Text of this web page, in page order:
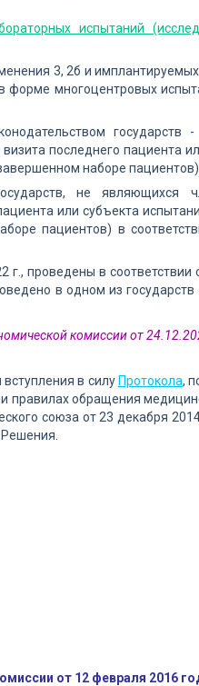
испытаний
3, 2б и
форме многоцентровых
государств -
последнего пациента
наборе
не являющихся
или субъекта
пациентов) в
проведены в соответствии
в одном из государств
комиссии от
в силу Протокола,
правилах обращения
союза от 23 декабря
от 12 февраля 2016